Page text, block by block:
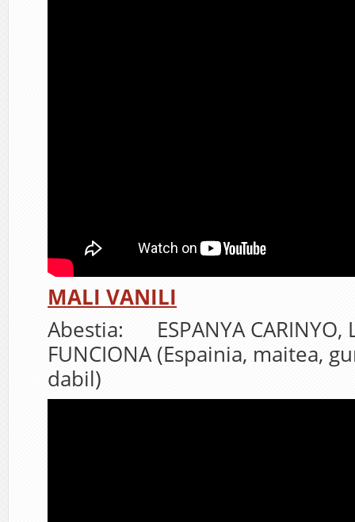
MALI VANILI
Abestia: ESPANYA CARINYO,
FUNCIONA (Espainia, maitea,
dabil)